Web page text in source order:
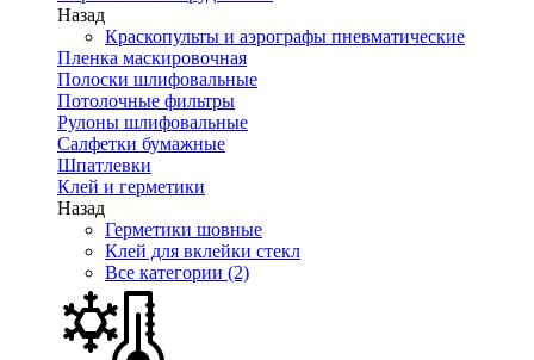
Назад
Краскопульты и аэрографы пневматические
Пленка маскировочная
Полоски шлифовальные
Потолочные фильтры
Рулоны шлифовальные
Салфетки бумажные
Шпатлевки
Клей и герметики
Назад
Герметики шовные
Клей для вклейки стекл
Все категории (2)